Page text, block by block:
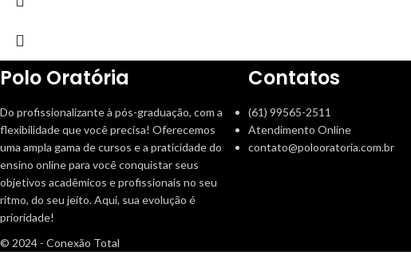
Polo Oratória
Do profissionalizante à pós-graduação, com a
flexibilidade que você precisa! Oferecemos
uma ampla gama de cursos e a praticidade do
ensino online para você conquistar seus
objetivos acadêmicos e profissionais no seu
ritmo, do seu jeito. Aqui, sua evolução é
prioridade!
Contatos
(61) 99565-2511
Atendimento Online
contato@polooratoria.com.br
© 2024 - Conexão Total